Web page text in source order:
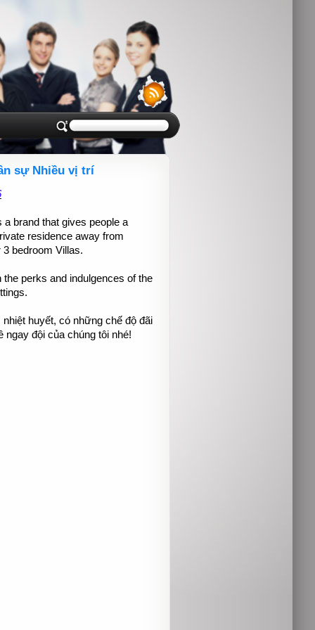
sự Nhiều vị trí
a brand that gives people a
residence away from
bedroom Villas.
perks and indulgences of the
huyết, có những chế độ đãi
ngay đội của chúng tôi nhé!